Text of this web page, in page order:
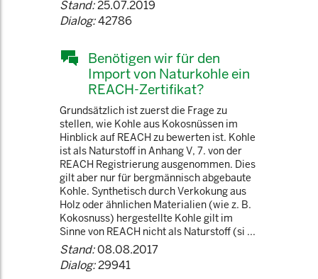
Stand:25.07.2019
Dialog:42786
Benötigen wir für den
Import von Naturkohle ein
REACH-Zertifikat?
Grundsätzlich ist zuerst die Frage zu
stellen, wie Kohle aus Kokosnüssen im
Hinblick auf REACH zu bewerten ist. Kohle
ist als Naturstoff in Anhang V, 7. von der
REACH Registrierung ausgenommen. Dies
gilt aber nur für bergmännisch abgebaute
Kohle. Synthetisch durch Verkokung aus
Holz oder ähnlichen Materialien (wie z. B.
Kokosnuss) hergestellte Kohle gilt im
Sinne von REACH nicht als Naturstoff (si ...
Stand:08.08.2017
Dialog:29941